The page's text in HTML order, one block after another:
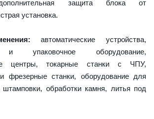
защита блока от
установка.
автоматические устройства,
и упаковочное оборудование,
центры, токарные станки с ЧПУ,
фрезерные станки, оборудование для
штамповки, обработки камня, литья под